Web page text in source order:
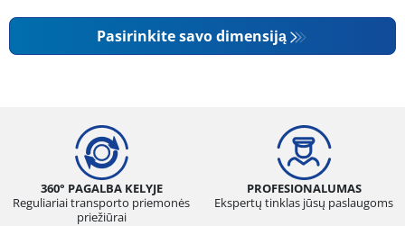
Pasirinkite savo dimensiją
360° PAGALBA KELYJE
Reguliariai transporto priemonės
priežiūrai
PROFESIONALUMAS
Ekspertų tinklas jūsų paslaugoms